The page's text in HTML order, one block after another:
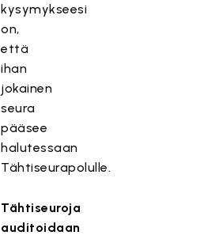
kysymykseesi
on,
että
ihan
jokainen
seura
pääsee
halutessaan
Tähtiseurapolulle.
Tähtiseuroja
auditoidaan